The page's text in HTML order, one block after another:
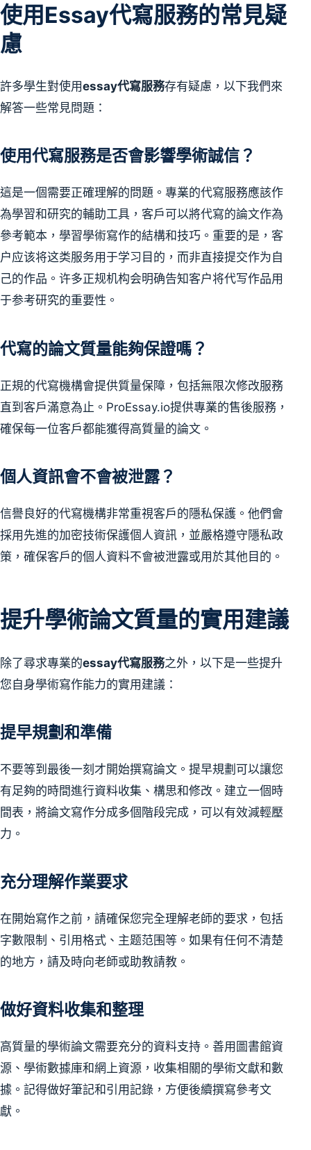
使用Essay代寫服務的常見疑
慮
許多學生對使用essay代寫服務存有疑慮，以下我們來
解答一些常見問題：
使用代寫服務是否會影響學術誠信？
這是一個需要正確理解的問題。專業的代寫服務應該作
為學習和研究的輔助工具，客戶可以將代寫的論文作為
參考範本，學習學術寫作的結構和技巧。重要的是，客
户应该将这类服务用于学习目的，而非直接提交作为自
己的作品。许多正规机构会明确告知客户将代写作品用
于参考研究的重要性。
代寫的論文質量能夠保證嗎？
正規的代寫機構會提供質量保障，包括無限次修改服務
直到客戶滿意為止。ProEssay.io提供專業的售後服務，
確保每一位客戶都能獲得高質量的論文。
個人資訊會不會被泄露？
信譽良好的代寫機構非常重視客戶的隱私保護。他們會
採用先進的加密技術保護個人資訊，並嚴格遵守隱私政
策，確保客戶的個人資料不會被泄露或用於其他目的。
提升學術論文質量的實用建議
除了尋求專業的essay代寫服務之外，以下是一些提升
您自身學術寫作能力的實用建議：
提早規劃和準備
不要等到最後一刻才開始撰寫論文。提早規劃可以讓您
有足夠的時間進行資料收集、構思和修改。建立一個時
間表，將論文寫作分成多個階段完成，可以有效減輕壓
力。
充分理解作業要求
在開始寫作之前，請確保您完全理解老師的要求，包括
字數限制、引用格式、主题范围等。如果有任何不清楚
的地方，請及時向老師或助教請教。
做好資料收集和整理
高質量的學術論文需要充分的資料支持。善用圖書館資
源、學術數據庫和網上資源，收集相關的學術文獻和數
據。記得做好筆記和引用記錄，方便後續撰寫參考文
獻。